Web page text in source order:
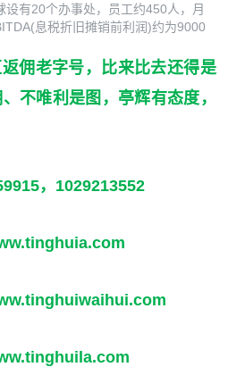
有20个办事处，员工约450人，月
息税折旧摊销前利润)约为9000
佣老字号，比来比去还得是
不唯利是图，亭辉有态度，
，1029213552